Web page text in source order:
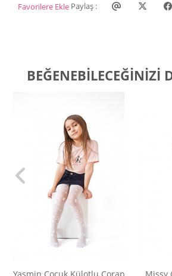
Favorilere Ekle Paylaş :
BEĞENEBILECEĞINIZI
Yasmin Çocuk Külotlu Çorap Missy